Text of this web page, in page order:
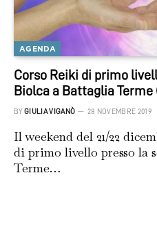
AGENDA
Corso Reiki di primo
Biolca a Battaglia Terme
BY GIULIA VIGANÒ 28 NOVEMBRE 2019
Il weekend del 21/22
di primo livello presso la
Terme…